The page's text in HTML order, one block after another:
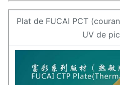
Plat de FUCAI PCT
UV de